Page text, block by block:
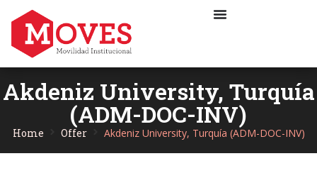
Akdeniz University, Turquía
(ADM-DOC-INV)
Home Offer Akdeniz University, Turquía (ADM-DOC-INV)